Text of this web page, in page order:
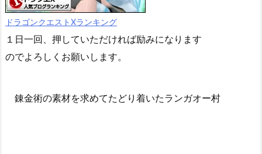
ドラゴンクエストXランキング
１日一回、押していただければ励みになります
のでよろしくお願いします。
錬金術の素材を求めてたどり着いたランガオー村